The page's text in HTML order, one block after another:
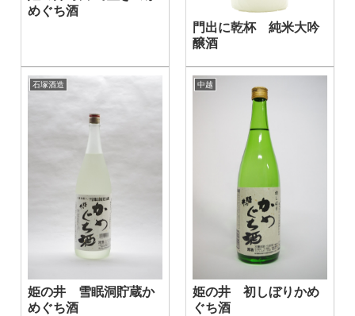
めぐち酒
門出に乾杯 純米大吟
醸酒
石塚酒造
姫の井 雪眠洞貯蔵か
めぐち酒
中越
姫の井 初しぼりかめ
ぐち酒